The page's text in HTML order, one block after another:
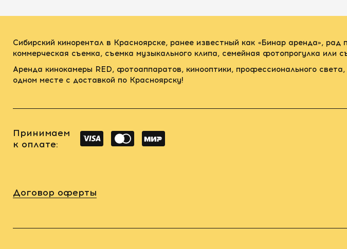
Сибирский кинорентал в Красноярске, ранее известный как «Бинар аренда»,
коммерческая съемка, съемка музыкального клипа, семейная фотопрогулка или
Аренда кинокамеры RED, фотоаппаратов, кинооптики, профессионального
одном месте с доставкой по Красноярску!
Принимаем
к оплате:
Договор оферты